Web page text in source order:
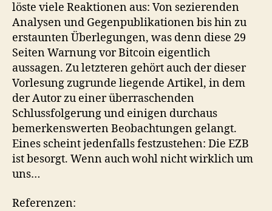
löste viele Reaktionen aus: Von sezierenden
Analysen und Gegenpublikationen bis hin zu
erstaunten Überlegungen, was denn diese 29
Seiten Warnung vor Bitcoin eigentlich
aussagen. Zu letzteren gehört auch der dieser
Vorlesung zugrunde liegende Artikel, in dem
der Autor zu einer überraschenden
Schlussfolgerung und einigen durchaus
bemerkenswerten Beobachtungen gelangt.
Eines scheint jedenfalls festzustehen: Die EZB
ist besorgt. Wenn auch wohl nicht wirklich um
uns…
Referenzen: